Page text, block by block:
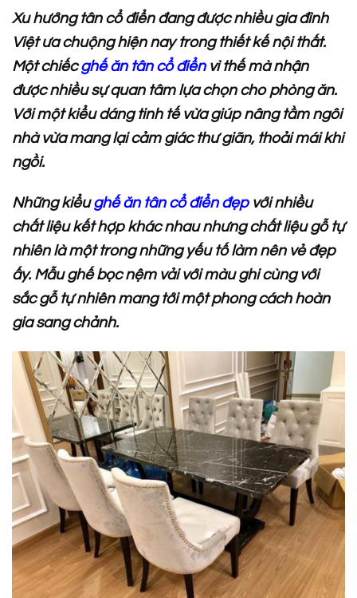
Xu hướng tân cổ điển đang được nhiều gia đình
Việt ưa chuộng hiện nay trong thiết kế nội thất.
Một chiếcghế ăn tân cổ điểnvì thế mà nhận
được nhiều sự quan tâm lựa chọn cho phòng ăn.
Với một kiểu dáng tinh tế vừa giúp nâng tầm ngôi
nhà vừa mang lại cảm giác thư giãn, thoải mái khi
ngồi.
Những kiểu ghế ăn tân cổ điển đẹpvới nhiều
chất liệu kết hợp khác nhau nhưng chất liệu gỗ tự
nhiên là một trong những yếu tố làm nên vẻ đẹp
ấy. Mẫu ghế bọc nệm vải với màu ghi cùng với
sắc gỗ tự nhiên mang tới một phong cách hoàn
gia sang chảnh.